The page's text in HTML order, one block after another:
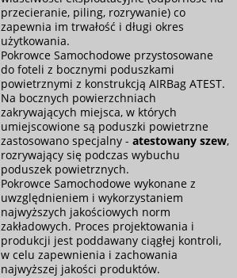
przecieranie, piling, rozrywanie) co
zapewnia im trwałość i długi okres
użytkowania.
Pokrowce Samochodowe przystosowane
do foteli z bocznymi poduszkami
powietrznymi z konstrukcją AIRBag ATEST.
Na bocznych powierzchniach
zakrywających miejsca, w których
umiejscowione są poduszki powietrzne
zastosowano specjalny - atestowany szew,
rozrywający się podczas wybuchu
poduszek powietrznych.
Pokrowce Samochodowe wykonane z
uwzględnieniem i wykorzystaniem
najwyższych jakościowych norm
zakładowych. Proces projektowania i
produkcji jest poddawany ciągłej kontroli,
w celu zapewnienia i zachowania
najwyższej jakości produktów.